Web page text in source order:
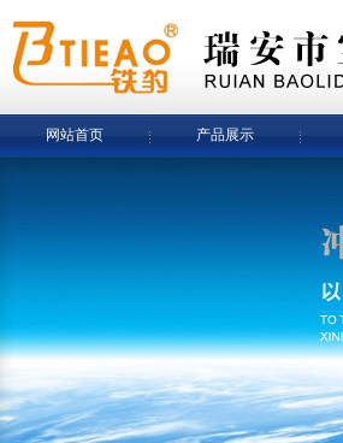
网站首页 产品展示